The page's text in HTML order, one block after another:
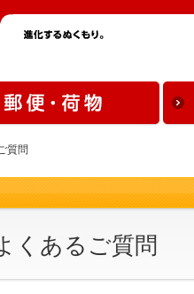
質問
くあるご質問